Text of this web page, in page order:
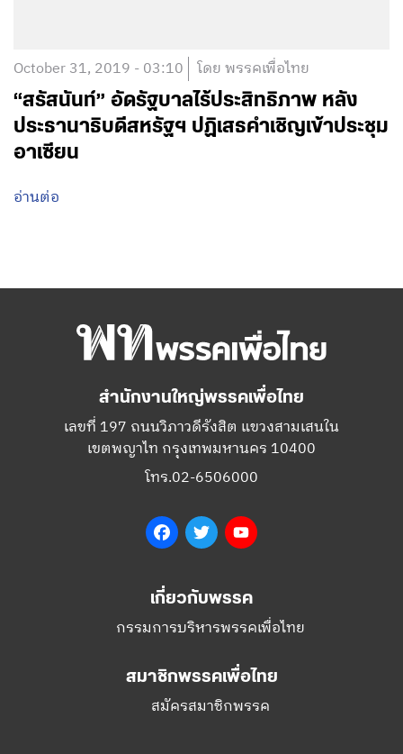
October 31, 2019 - 03:10 โดย พรรคเพื่อไทย
“สรัสนันท์” อัดรัฐบาลไร้ประสิทธิภาพ หลัง
ประธานาธิบดีสหรัฐฯ ปฏิเสธคำเชิญเข้าประชุม
อาเซียน
อ่านต่อ
สำนักงานใหญ่พรรคเพื่อไทย
เลขที่ 197 ถนนวิภาวดีรังสิต แขวงสามเสนใน
เขตพญาไท กรุงเทพมหานคร 10400
โทร.02-6506000
FacebookTwitter
เกี่ยวกับพรรค
กรรมการบริหารพรรคเพื่อไทย
สมาชิกพรรคเพื่อไทย
สมัครสมาชิกพรรค